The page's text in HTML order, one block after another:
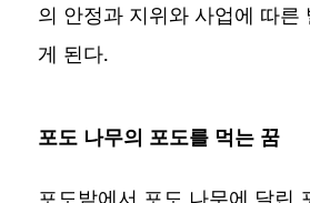
의 안정과 지위와 사업에 따른
게 된다.
포도 나무의 포도를 먹는 꿈
포도밭에서 포도 나무에 달린